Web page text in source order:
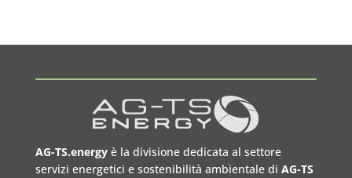
AG-TS.energyè la divisione dedicata al settore
servizi energetici e sostenibilità ambientale di AG-TS